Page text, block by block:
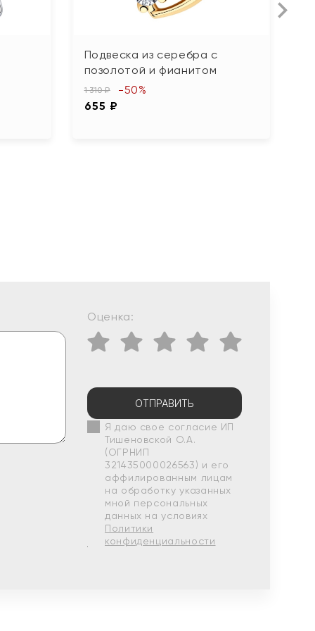
Подвеска из серебра с
позолотой и фианитом
1 310 ₽
655 ₽
-50%
Оценка:
ОТПРАВИТЬ
Я даю свое согласие ИП
Тишеновской О.А.
(ОГРНИП
321435000026563) и его
аффилированным лицам
на обработку указанных
мной персональных
данных на условиях
Политики
конфиденциальности